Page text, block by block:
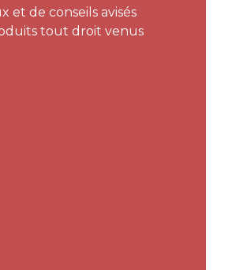
et de conseils avisés
tout droit venus